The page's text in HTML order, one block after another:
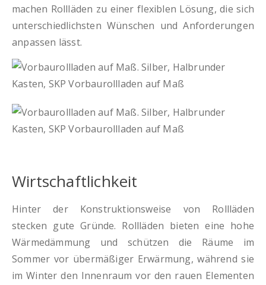
machen Rollläden zu einer flexiblen Lösung, die sich
unterschiedlichsten Wünschen und Anforderungen
anpassen lässt.
Wirtschaftlichkeit
Hinter der Konstruktionsweise von Rollläden
stecken gute Gründe. Rollläden bieten eine hohe
Wärmedämmung und schützen die Räume im
Sommer vor übermäßiger Erwärmung, während sie
im Winter den Innenraum vor den rauen Elementen